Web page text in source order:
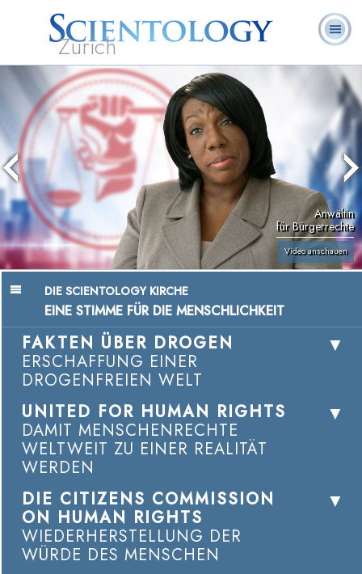
Zürich
Hubbard
Was ist
Scientology?
Ehrenamtliche
Geistliche
Bücher
Anwältin
für Bürgerrechte
Video anschauen
DIE SCIENTOLOGY KIRCHE
EINE STIMME FÜR DIE MENSCHLICHKEIT
FAKTEN ÜBER DROGEN
ERSCHAFFUNG EINER
DROGENFREIEN WELT
UNITED FOR HUMAN RIGHTS
DAMIT MENSCHENRECHTE
WELTWEIT ZU EINER REALITÄT
WERDEN
DIE CITIZENS COMMISSION
ON HUMAN RIGHTS
WIEDERHERSTELLUNG DER
WÜRDE DES MENSCHEN